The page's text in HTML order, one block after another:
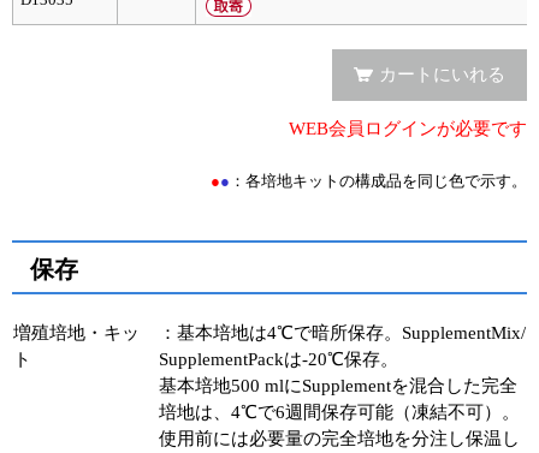
アプリケーションノート
●● ：各培地キットの構成品を同じ色で示す。
カートにいれる
WEB会員ログインが必要です
保存
増殖培地・キッ
ト
：基本培地は4℃で暗所保存。SupplementMix/
SupplementPackは-20℃保存。
基本培地500 mlにSupplementを混合した完全
培地は、4℃で6週間保存可能（凍結不可）。
使用前には必要量の完全培地を分注し保温し